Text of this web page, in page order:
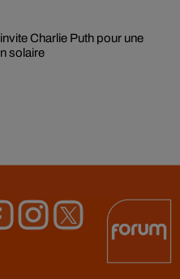
Charlie Puth pour une
solaire